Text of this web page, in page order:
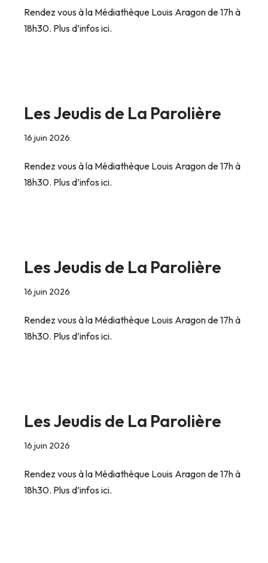
Rendez vous à la Médiathèque Louis Aragon de 17h à
18h30. Plus d’infos ici.
Les Jeudis de La Parolière
16 juin 2026
Rendez vous à la Médiathèque Louis Aragon de 17h à
18h30. Plus d’infos ici.
Les Jeudis de La Parolière
16 juin 2026
Rendez vous à la Médiathèque Louis Aragon de 17h à
18h30. Plus d’infos ici.
Les Jeudis de La Parolière
16 juin 2026
Rendez vous à la Médiathèque Louis Aragon de 17h à
18h30. Plus d’infos ici.